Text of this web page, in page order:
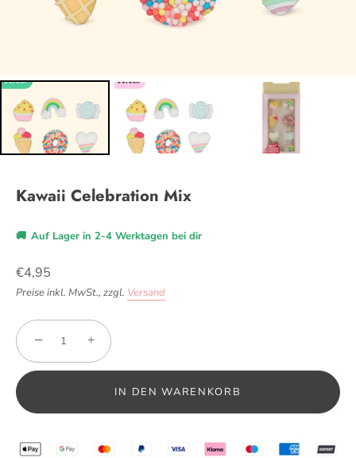
Kawaii Celebration Mix
🚚 Auf Lager in 2-4 Werktagen bei dir
€4,95
Preise inkl. MwSt., zzgl. Versand
− +
IN DEN WARENKORB